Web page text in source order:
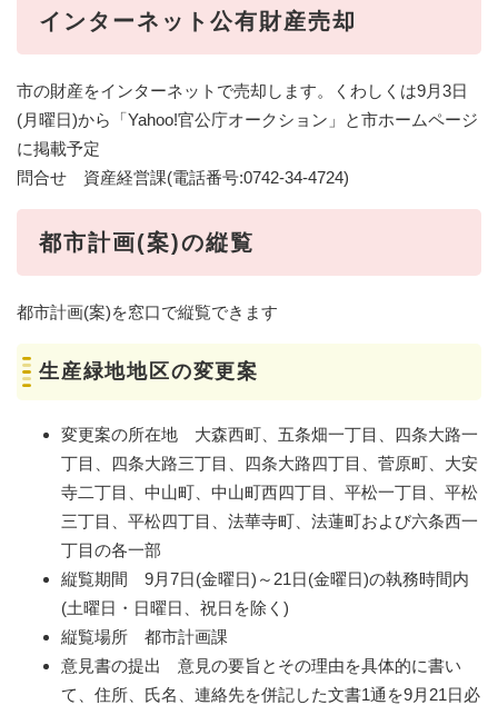
インターネット公有財産売却
市の財産をインターネットで売却します。くわしくは9月3日
(月曜日)から「Yahoo!官公庁オークション」と市ホームページ
に掲載予定
問合せ 資産経営課(電話番号:0742-34-4724)
都市計画(案)の縦覧
都市計画(案)を窓口で縦覧できます
生産緑地地区の変更案
変更案の所在地 大森西町、五条畑一丁目、四条大路一
丁目、四条大路三丁目、四条大路四丁目、菅原町、大安
寺二丁目、中山町、中山町西四丁目、平松一丁目、平松
三丁目、平松四丁目、法華寺町、法蓮町および六条西一
丁目の各一部
縦覧期間 9月7日(金曜日)～21日(金曜日)の執務時間内
(土曜日・日曜日、祝日を除く)
縦覧場所 都市計画課
意見書の提出 意見の要旨とその理由を具体的に書い
て、住所、氏名、連絡先を併記した文書1通を9月21日必